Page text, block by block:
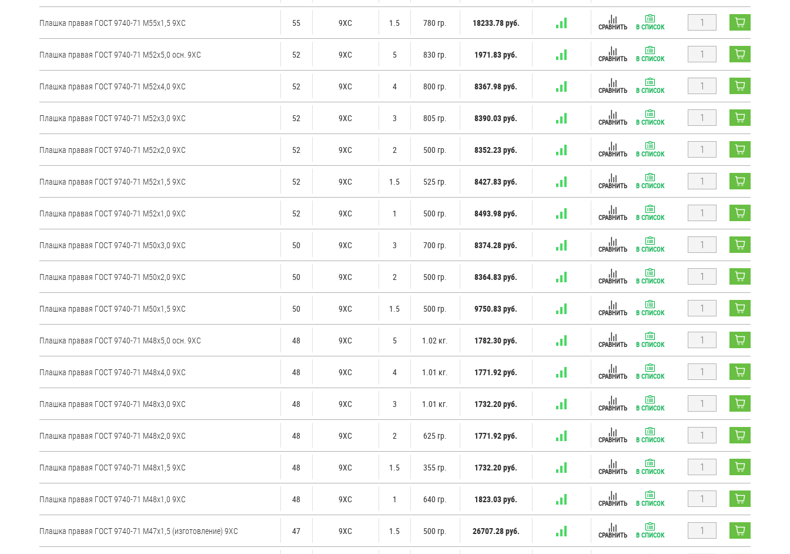
Шпильки
Шплинты
Штифты и пальцы
Плашка правая ГОСТ 9740-71 М55х1,5 9ХС 55 9ХС 1.5 780 гр. 18233.78 руб. СРАВНИТЬ В СПИСОК
Плашка правая ГОСТ 9740-71 М52х5,0 осн. 9ХС 52 9ХС 5 830 гр. 1971.83 руб. СРАВНИТЬ В СПИСОК
Плашка правая ГОСТ 9740-71 М52х4,0 9ХС 52 9ХС 4 800 гр. 8367.98 руб. СРАВНИТЬ В СПИСОК
Плашка правая ГОСТ 9740-71 М52х3,0 9ХС 52 9ХС 3 805 гр. 8390.03 руб. СРАВНИТЬ В СПИСОК
Плашка правая ГОСТ 9740-71 М52х2,0 9ХС 52 9ХС 2 500 гр. 8352.23 руб. СРАВНИТЬ В СПИСОК
Плашка правая ГОСТ 9740-71 М52х1,5 9ХС 52 9ХС 1.5 525 гр. 8427.83 руб. СРАВНИТЬ В СПИСОК
Плашка правая ГОСТ 9740-71 М52х1,0 9ХС 52 9ХС 1 500 гр. 8493.98 руб. СРАВНИТЬ В СПИСОК
Плашка правая ГОСТ 9740-71 М50х3,0 9ХС 50 9ХС 3 700 гр. 8374.28 руб. СРАВНИТЬ В СПИСОК
Плашка правая ГОСТ 9740-71 М50х2,0 9ХС 50 9ХС 2 500 гр. 8364.83 руб. СРАВНИТЬ В СПИСОК
Плашка правая ГОСТ 9740-71 М50х1,5 9ХС 50 9ХС 1.5 500 гр. 9750.83 руб. СРАВНИТЬ В СПИСОК
Плашка правая ГОСТ 9740-71 М48х5,0 осн. 9ХС 48 9ХС 5 1.02 кг. 1782.30 руб. СРАВНИТЬ В СПИСОК
Плашка правая ГОСТ 9740-71 М48х4,0 9ХС 48 9ХС 4 1.01 кг. 1771.92 руб. СРАВНИТЬ В СПИСОК
Плашка правая ГОСТ 9740-71 М48х3,0 9ХС 48 9ХС 3 1.01 кг. 1732.20 руб. СРАВНИТЬ В СПИСОК
Плашка правая ГОСТ 9740-71 М48х2,0 9ХС 48 9ХС 2 625 гр. 1771.92 руб. СРАВНИТЬ В СПИСОК
Плашка правая ГОСТ 9740-71 М48х1,5 9ХС 48 9ХС 1.5 355 гр. 1732.20 руб. СРАВНИТЬ В СПИСОК
Плашка правая ГОСТ 9740-71 М48х1,0 9ХС 48 9ХС 1 640 гр. 1823.03 руб. СРАВНИТЬ В СПИСОК
Плашка правая ГОСТ 9740-71 М47х1,5 (изготовление) 9ХС 47 9ХС 1.5 500 гр. 26707.28 руб. СРАВНИТЬ В СПИСОК